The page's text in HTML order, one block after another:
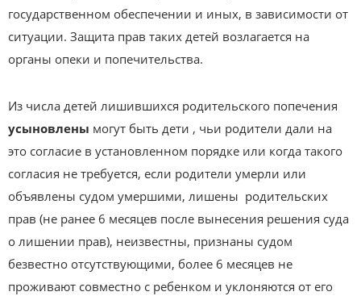
государственном обеспечении и иных, в зависимости от
ситуации. Защита прав таких детей возлагается на
органы опеки и попечительства.
Из числа детей лишившихся родительского попечения
усыновлены могут быть дети , чьи родители дали на
это согласие в установленном порядке или когда такого
согласия не требуется, если родители умерли или
объявлены судом умершими, лишены родительских
прав (не ранее 6 месяцев после вынесения решения суда
о лишении прав), неизвестны, признаны судом
безвестно отсутствующими, более 6 месяцев не
проживают совместно с ребенком и уклоняются от его